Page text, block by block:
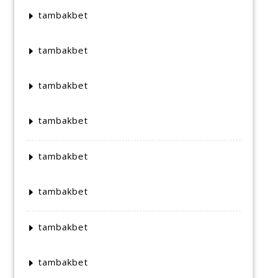
tambakbet
tambakbet
tambakbet
tambakbet
tambakbet
tambakbet
tambakbet
tambakbet